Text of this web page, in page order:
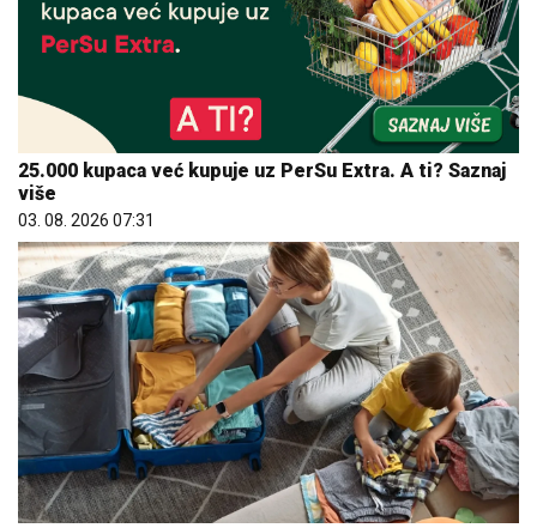
25.000 kupaca već kupuje uz PerSu Extra. A ti? Saznaj
više
03. 08. 2026 07:31